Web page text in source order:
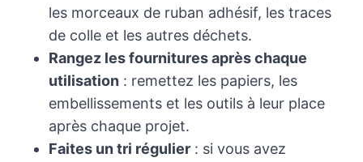
les morceaux de ruban adhésif, les traces
de colle et les autres déchets.
Rangez les fournitures après chaque
utilisation : remettez les papiers, les
embellissements et les outils à leur place
après chaque projet.
Faites un tri régulier : si vous avez